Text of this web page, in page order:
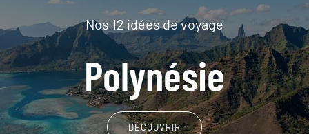
Nos 12 idées de voyage
Polynésie
DÉCOUVRIR